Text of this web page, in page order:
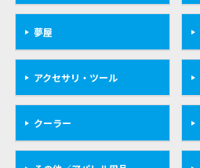
夢屋
アクセサリ・ツール
クーラー